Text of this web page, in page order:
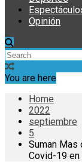
Opinión
You are here
Home
2022
septiembre
5
Suman Mas
Covid-19 en